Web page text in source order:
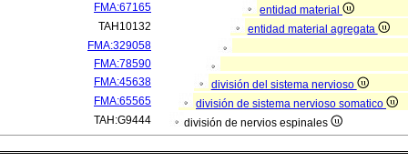
FMA:67165
entidad material
TAH10132
entidad material agregata
FMA:329058
FMA:78590
FMA:45638
división del sistema nervioso
FMA:65565
división de sistema nervioso somatico
TAH:G9444
división de nervios espinales